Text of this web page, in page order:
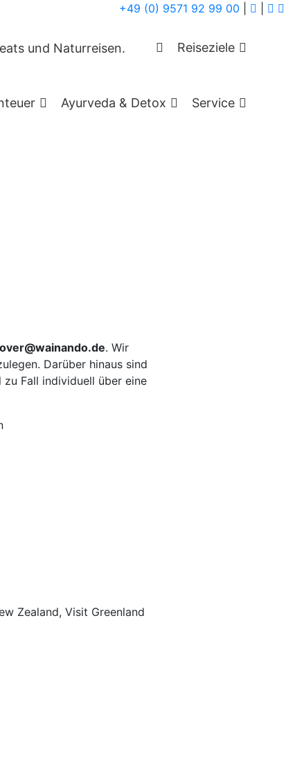
+49 (0) 9571 92 99 00
Reiseziele
Ayurveda & Detox Service
. Wir
Darüber hinaus sind
Fall individuell über eine
Zealand, Visit Greenland